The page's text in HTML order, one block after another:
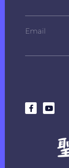
Email